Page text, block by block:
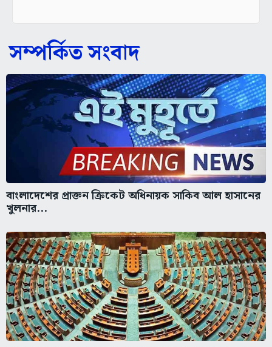
সম্পর্কিত সংবাদ
বাংলাদেশের প্রাক্তন ক্রিকেট অধিনায়ক সাকিব আল হাসানের
খুলনার...